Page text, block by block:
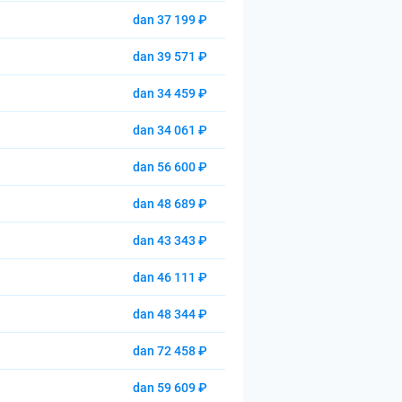
dan 37 199 ₽
dan 39 571 ₽
dan 34 459 ₽
dan 34 061 ₽
dan 56 600 ₽
dan 48 689 ₽
dan 43 343 ₽
dan 46 111 ₽
dan 48 344 ₽
dan 72 458 ₽
dan 59 609 ₽